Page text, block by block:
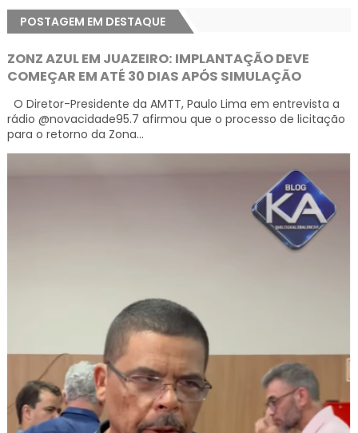
POSTAGEM EM DESTAQUE
ZONZ AZUL EM JUAZEIRO: IMPLANTAÇÃO DEVE
COMEÇAR EM ATÉ 30 DIAS APÓS SIMULAÇÃO
O Diretor-Presidente da AMTT, Paulo Lima em entrevista a
rádio @novacidade95.7 afirmou que o processo de licitação
para o retorno da Zona...